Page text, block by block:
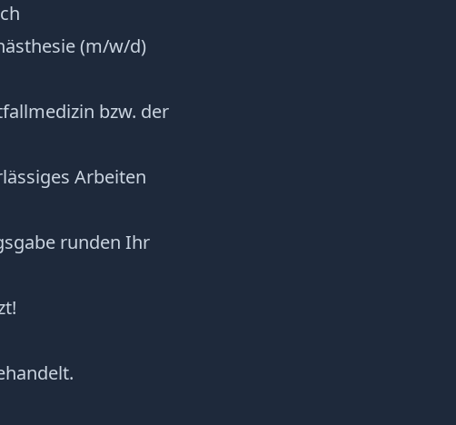
(m/w/d)
bzw. der
Arbeiten
runden Ihr